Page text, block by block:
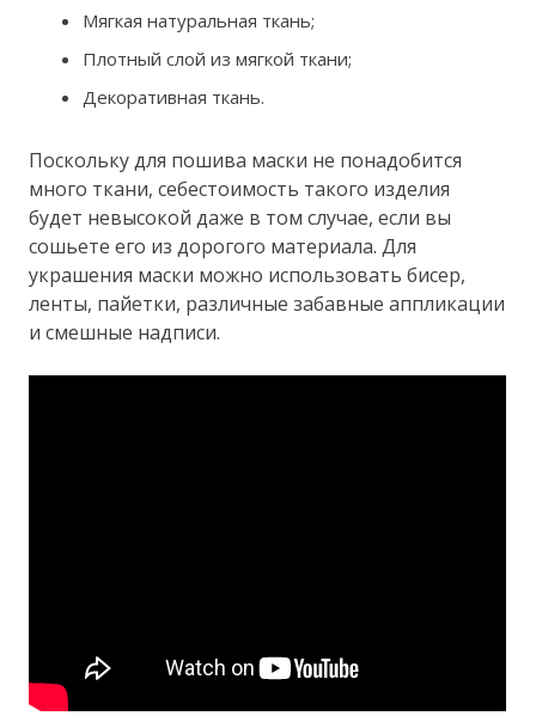
Мягкая натуральная ткань;
Плотный слой из мягкой ткани;
Декоративная ткань.
Поскольку для пошива маски не понадобится
много ткани, себестоимость такого изделия
будет невысокой даже в том случае, если вы
сошьете его из дорогого материала. Для
украшения маски можно использовать бисер,
ленты, пайетки, различные забавные аппликации
и смешные надписи.